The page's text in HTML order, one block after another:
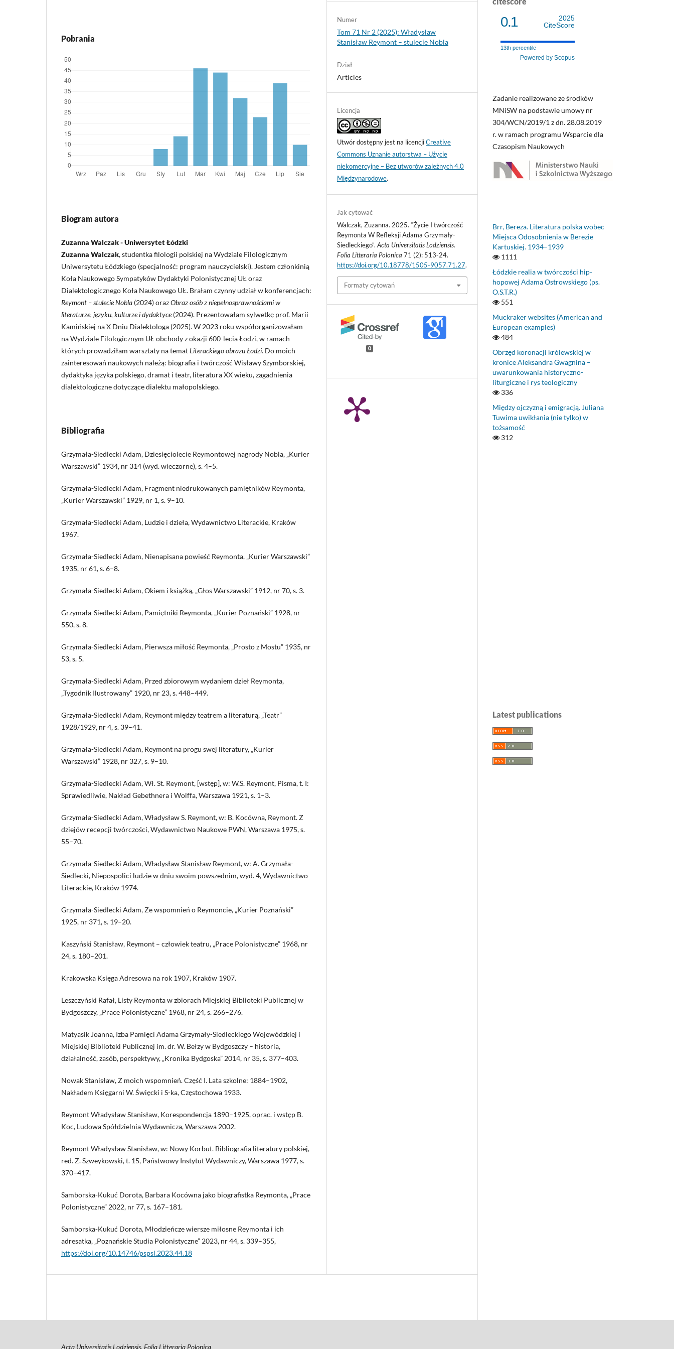
Pobrania
Biogram autora
Zuzanna Walczak - Uniwersytet Łódzki
Zuzanna Walczak, studentka filologii polskiej na Wydziale Filologicznym
Uniwersytetu Łódzkiego (specjalność: program nauczycielski). Jestem członkinią
Koła Naukowego Sympatyków Dydaktyki Polonistycznej UŁ oraz
Dialektologicznego Koła Naukowego UŁ. Brałam czynny udział w konferencjach:
Reymont – stulecie Nobla (2024) orazObraz osób z niepełnosprawnościami w
literaturze, języku, kulturze i dydaktyce(2024). Prezentowałam sylwetkę prof. Marii
Kamińskiej na X Dniu Dialektologa (2025). W 2023 roku współorganizowałam
na Wydziale Filologicznym UŁ obchody z okazji 600-lecia Łodzi, w ramach
których prowadziłam warsztaty na tematLiterackiego obrazu Łodzi. Do moich
zainteresowań naukowych należą: biografia i twórczość Wisławy Szymborskiej,
dydaktyka języka polskiego, dramat i teatr, literatura XX wieku, zagadnienia
dialektologiczne dotyczące dialektu małopolskiego.
Bibliografia
Grzymała-Siedlecki Adam, Dziesięciolecie Reymontowej nagrody Nobla, „Kurier
Warszawski” 1934, nr 314 (wyd. wieczorne), s. 4–5.
Grzymała-Siedlecki Adam, Fragment niedrukowanych pamiętników Reymonta,
„Kurier Warszawski” 1929, nr 1, s. 9–10.
Grzymała-Siedlecki Adam, Ludzie i dzieła, Wydawnictwo Literackie, Kraków
1967.
Grzymała-Siedlecki Adam, Nienapisana powieść Reymonta, „Kurier Warszawski”
1935, nr 61, s. 6–8.
Grzymała-Siedlecki Adam, Okiem i książką, „Głos Warszawski” 1912, nr 70, s. 3.
Grzymała-Siedlecki Adam, Pamiętniki Reymonta, „Kurier Poznański” 1928, nr
550, s. 8.
Grzymała-Siedlecki Adam, Pierwsza miłość Reymonta, „Prosto z Mostu” 1935, nr
53, s. 5.
Grzymała-Siedlecki Adam, Przed zbiorowym wydaniem dzieł Reymonta,
„Tygodnik Ilustrowany” 1920, nr 23, s. 448–449.
Grzymała-Siedlecki Adam, Reymont między teatrem a literaturą, „Teatr”
1928/1929, nr 4, s. 39–41.
Grzymała-Siedlecki Adam, Reymont na progu swej literatury, „Kurier
Warszawski” 1928, nr 327, s. 9–10.
Grzymała-Siedlecki Adam, Wł. St. Reymont, [wstęp], w: W.S. Reymont, Pisma, t. I:
Sprawiedliwie, Nakład Gebethnera i Wolffa, Warszawa 1921, s. 1–3.
Grzymała-Siedlecki Adam, Władysław S. Reymont, w: B. Kocówna, Reymont. Z
dziejów recepcji twórczości, Wydawnictwo Naukowe PWN, Warszawa 1975, s.
55–70.
Grzymała-Siedlecki Adam, Władysław Stanisław Reymont, w: A. Grzymała-
Siedlecki, Niepospolici ludzie w dniu swoim powszednim, wyd. 4, Wydawnictwo
Literackie, Kraków 1974.
Grzymała-Siedlecki Adam, Ze wspomnień o Reymoncie, „Kurier Poznański”
1925, nr 371, s. 19–20.
Kaszyński Stanisław, Reymont – człowiek teatru, „Prace Polonistyczne” 1968, nr
24, s. 180–201.
Krakowska Księga Adresowa na rok 1907, Kraków 1907.
Leszczyński Rafał, Listy Reymonta w zbiorach Miejskiej Biblioteki Publicznej w
Bydgoszczy, „Prace Polonistyczne” 1968, nr 24, s. 266–276.
Matyasik Joanna, Izba Pamięci Adama Grzymały-Siedleckiego Wojewódzkiej i
Miejskiej Biblioteki Publicznej im. dr. W. Bełzy w Bydgoszczy – historia,
działalność, zasób, perspektywy, „Kronika Bydgoska” 2014, nr 35, s. 377–403.
Nowak Stanisław, Z moich wspomnień. Część I. Lata szkolne: 1884–1902,
Nakładem Księgarni W. Święcki i S-ka, Częstochowa 1933.
Reymont Władysław Stanisław, Korespondencja 1890–1925, oprac. i wstęp B.
Koc, Ludowa Spółdzielnia Wydawnicza, Warszawa 2002.
Reymont Władysław Stanisław, w: Nowy Korbut. Bibliografia literatury polskiej,
red. Z. Szweykowski, t. 15, Państwowy Instytut Wydawniczy, Warszawa 1977, s.
370–417.
Samborska-Kukuć Dorota, Barbara Kocówna jako biografistka Reymonta, „Prace
Polonistyczne” 2022, nr 77, s. 167–181.
Samborska-Kukuć Dorota, Młodzieńcze wiersze miłosne Reymonta i ich
adresatka, „Poznańskie Studia Polonistyczne” 2023, nr 44, s. 339–355,
https://doi.org/10.14746/pspsl.2023.44.18
Numer
Tom 71 Nr 2 (2025): Władysław
Stanisław Reymont – stulecie Nobla
Dział
Articles
Licencja
Utwór dostępny jest na licencjiCreative
Commons Uznanie autorstwa – Użycie
niekomercyjne – Bez utworów zależnych 4.0
Międzynarodowe.
Jak cytować
Walczak, Zuzanna. 2025. “Życie I twórczość
Reymonta W Refleksji Adama Grzymały-
Siedleckiego”.Acta Universitatis Lodziensis.
Folia Litteraria Polonica 71 (2): 513-24.
https://doi.org/10.18778/1505-9057.71.27.
Formaty cytowań
0
0.1
2025
CiteScore
13th percentile
Powered by Scopus
Zadanie realizowane ze środków
MNiSW na podstawie umowy nr
304/WCN/2019/1 z dn. 28.08.2019
r. w ramach programu Wsparcie dla
Czasopism Naukowych
Brr, Bereza. Literatura polska wobec
Miejsca Odosobnienia w Berezie
Kartuskiej. 1934–1939
1111
Łódzkie realia w twórczości hip-
hopowej Adama Ostrowskiego (ps.
O.S.T.R.)
551
Muckraker websites (American and
European examples)
484
Obrzęd koronacji królewskiej w
kronice Aleksandra Gwagnina –
uwarunkowania historyczno-
liturgiczne i rys teologiczny
336
Między ojczyzną i emigracją. Juliana
Tuwima uwikłania (nie tylko) w
tożsamość
312
Latest publications
Acta Universitatis Lodziensis. Folia Litteraria Polonica